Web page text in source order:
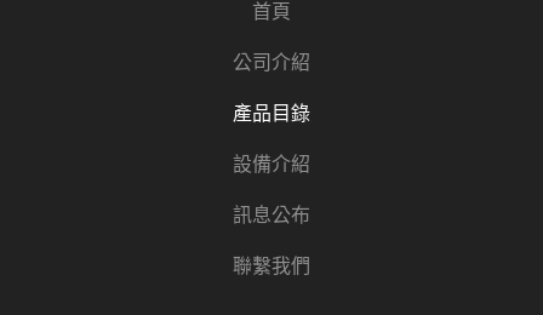
首頁
公司介紹
產品目錄
設備介紹
訊息公布
聯繫我們